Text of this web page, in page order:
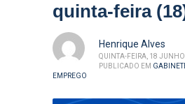
quinta-feira
Henrique Alves
QUINTA-FEIRA, 18
PUBLICADO EM
EMPREGO